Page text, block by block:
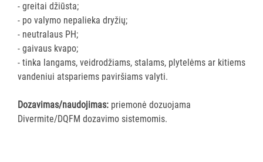
VALYMO
ĮRANKIAI
APSAUGOS
PRIEMONĖS
HIGIENAI
- greitai džiūsta;
- po valymo nepalieka dryžių;
- neutralaus PH;
- gaivaus kvapo;
- tinka langams, veidrodžiams, stalams, plytelėms ar kitiems
vandeniui atspariems paviršiams valyti.
Dozavimas/naudojimas: priemonė dozuojama
Divermite/DQFM dozavimo sistemomis.